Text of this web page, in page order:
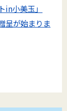
in小美玉」
呈が始まりま